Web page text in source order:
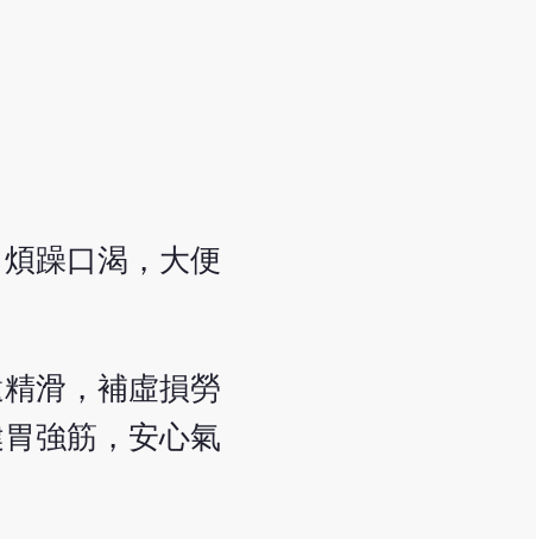
躁口渴，大便
滑，補虛損勞
強筋，安心氣